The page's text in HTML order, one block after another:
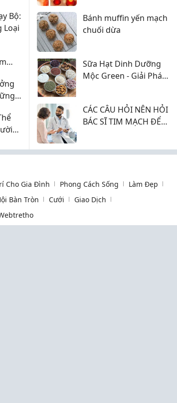
Bộ:
Loại
Bánh muffin yến mạch
chuối dừa
Sữa Hạt Dinh Dưỡng
Mộc Green - Giải Pháp
Hiện Đại
CÁC CÂU HỎI NÊN HỎI
BÁC SĨ TIM MẠCH ĐỂ
Cho Gia Đình Phong Cách Sống
Làm Đẹp
Bàn Tròn Cưới
Giao Dịch